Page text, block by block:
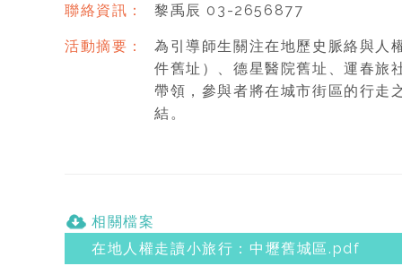
聯絡資訊： 黎禹辰 03-2656877
活動摘要：
為引導師生關注在地歷史脈絡與人
件舊址）、德星醫院舊址、運春旅
帶領，參與者將在城市街區的行走
結。
相關檔案
在地人權走讀小旅行：中壢舊城區.pdf